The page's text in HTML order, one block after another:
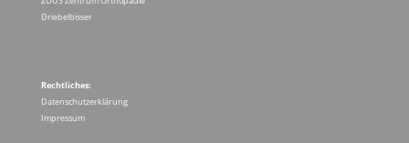
Driebelbisser
Rechtliches:
Datenschutzerklärung
Impressum